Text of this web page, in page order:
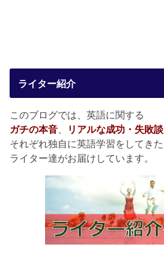
ライター紹介
このブログでは、英語に関する
ガチの本音
リアルな成功・失敗談
それぞれ独自に英語学習をしてきた
ライター達がお届けしています。